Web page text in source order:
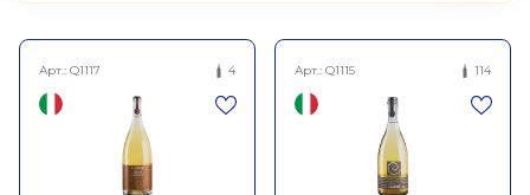
Арт.: Q1117 4 Арт.: Q1115 114